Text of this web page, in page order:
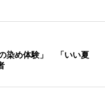
染め体験」 「いい夏